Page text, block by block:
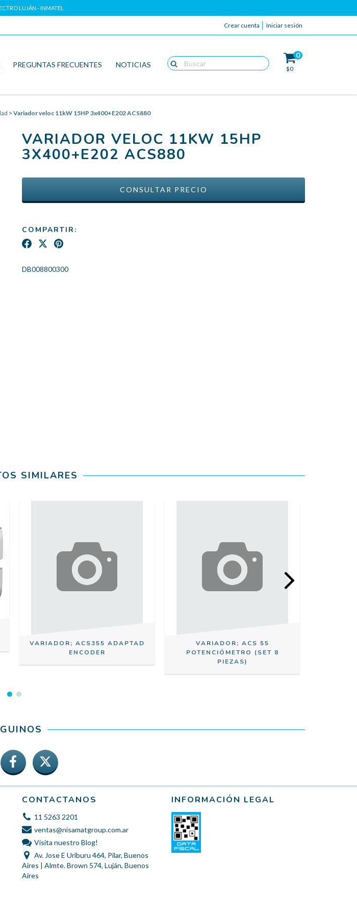
LUJÁN - INMATEL
Crear cuenta Iniciar sesión
PREGUNTAS FRECUENTES NOTICIAS
0
$0
> Variador veloc 11kW 15HP 3x400+E202 ACS880
VARIADOR VELOC 11KW 15HP
3X400+E202 ACS880
COMPARTIR:
DB008800300
SIMILARES
VARIADOR; ACS355 ADAPTAD
ENCODER
VARIADOR; ACS 55
POTENCIÓMETRO (SET 8
PIEZAS)
CONTACTANOS
11 5263 2201
ventas@nisamatgroup.com.ar
Visita nuestro Blog!
Av. Jose E Uriburu 464, Pilar, Buenos
Aires | Almte. Brown 574, Luján, Buenos
Aires
INFORMACIÓN LEGAL